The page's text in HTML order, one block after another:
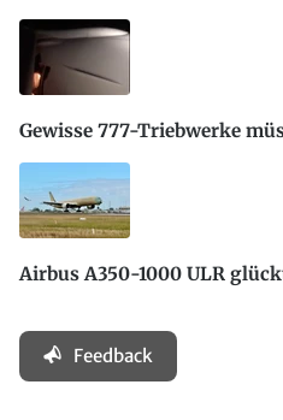
Gewisse 777-Triebwerke
Airbus A350-1000 ULR
Feedback